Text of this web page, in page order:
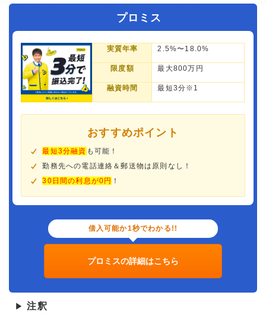
プロミス
実質年率 2.5%〜18.0%
限度額 最大800万円
融資時間 最短3分※1
おすすめポイント
最短3分融資 も可能！
勤務先への電話連絡＆郵送物は原則なし！
30日間の利息が0円 ！
借入可能か1秒でわかる!!
プロミスの詳細はこちら
▶ 注釈